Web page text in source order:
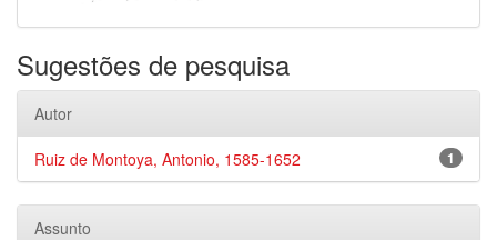
Sugestões de pesquisa
Autor
1
Ruiz de Montoya, Antonio, 1585-1652
Assunto